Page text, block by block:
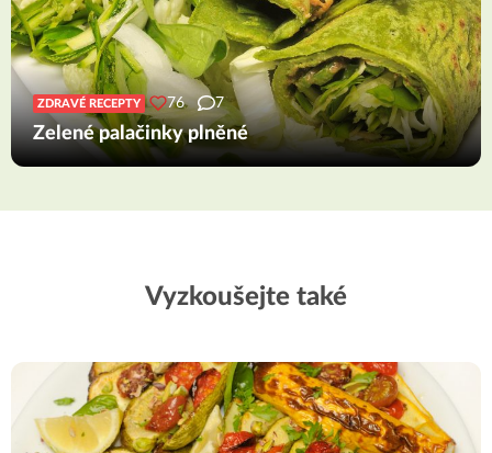
ZDRAVÉ RECEPTY 76 7
Zelené palačinky plněné
Vyzkoušejte také